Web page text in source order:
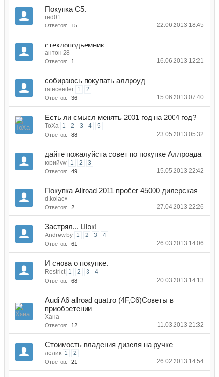
Покупка C5.
red01
Ответов: 15 22.06.2013 18:45
стеклоподьемник
антон 28
Ответов: 1 16.06.2013 12:21
собираюсь покупать аллроуд
rateceeder 1 2
Ответов: 36 15.06.2013 07:40
Есть ли смысл менять 2001 год на 2004 год?
ToXa 1 2 3 4 5
Ответов: 88 23.05.2013 05:32
дайте пожалуйста совет по покупке Аллроада
юрийvw 1 2 3
Ответов: 49 15.05.2013 22:42
Покупка Allroad 2011 пробег 45000 дилерская
d.kolaev
Ответов: 2 27.04.2013 22:26
Застрял... Шок!
Andrew.by 1 2 3 4
Ответов: 61 26.03.2013 14:06
И снова о покупке..
Restrict 1 2 3 4
Ответов: 68 20.03.2013 14:13
Audi A6 allroad quattro (4F,C6)Советы в
приобретении
Хана
Ответов: 12 11.03.2013 21:32
Стоимость владения дизеля на ручке
лелик 1 2
Ответов: 21 26.02.2013 14:54